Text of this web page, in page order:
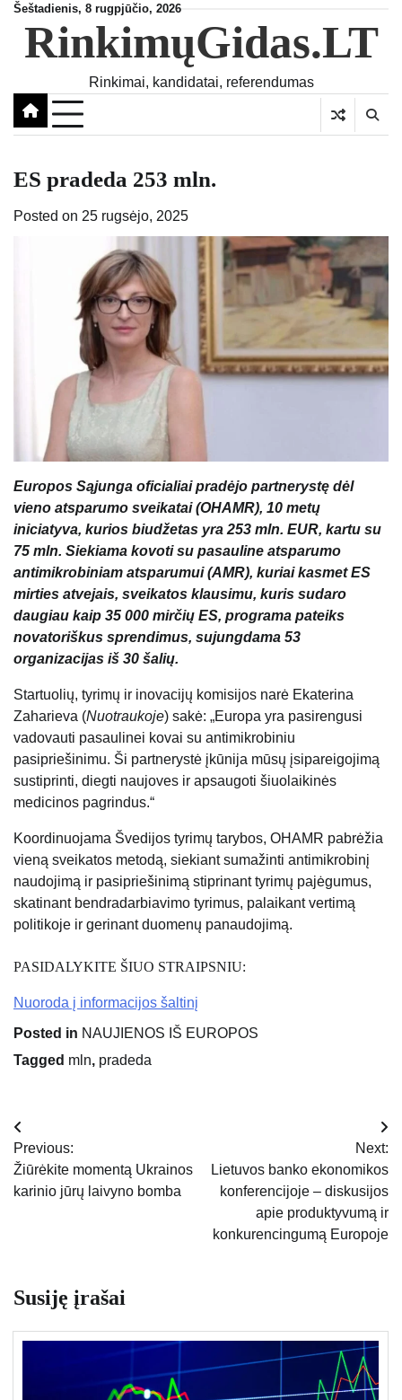
Skip
content
Šeštadienis, 8 rugpjūčio, 2026
RinkimųGidas.LT
Rinkimai, kandidatai, referendumas
ES pradeda 253 mln.
Posted on 25 rugsėjo, 2025
Europos Sąjunga oficialiai pradėjo partnerystę dėl
vieno atsparumo sveikatai (OHAMR), 10 metų
iniciatyva, kurios biudžetas yra 253 mln. EUR, kartu su
75 mln. Siekiama kovoti su pasauline atsparumo
antimikrobiniam atsparumui (AMR), kuriai kasmet ES
mirties atvejais, sveikatos klausimu, kuris sudaro
daugiau kaip 35 000 mirčių ES, programa pateiks
novatoriškus sprendimus, sujungdama 53
organizacijas iš 30 šalių.
Startuolių, tyrimų ir inovacijų komisijos narė Ekaterina
Zaharieva (Nuotraukoje) sakė: „Europa yra pasirengusi
vadovauti pasaulinei kovai su antimikrobiniu
pasipriešinimu. Ši partnerystė įkūnija mūsų įsipareigojimą
sustiprinti, diegti naujoves ir apsaugoti šiuolaikinės
medicinos pagrindus.“
Koordinuojama Švedijos tyrimų tarybos, OHAMR pabrėžia
vieną sveikatos metodą, siekiant sumažinti antimikrobinį
naudojimą ir pasipriešinimą stiprinant tyrimų pajėgumus,
skatinant bendradarbiavimo tyrimus, palaikant vertimą
politikoje ir gerinant duomenų panaudojimą.
PASIDALYKITE ŠIUO STRAIPSNIU:
Nuoroda į informacijos šaltinį
Posted in NAUJIENOS IŠ EUROPOS
Tagged mln, pradeda
Navigacija
tarp
įrašų
Previous:
Žiūrėkite momentą Ukrainos
karinio jūrų laivyno bomba
Next:
Lietuvos banko ekonomikos
konferencijoje – diskusijos
apie produktyvumą ir
konkurencingumą Europoje
Susiję įrašai